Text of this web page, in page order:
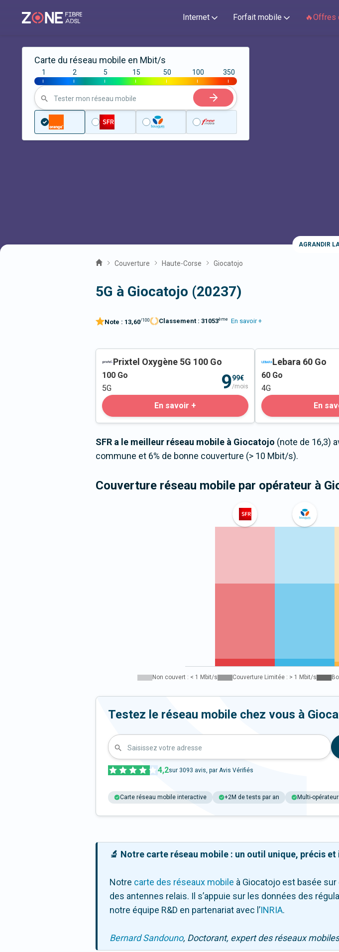
Internet Forfait mobile 🔥Offres
Carte du réseau mobile en Mbit/s
|
1
|
2
|
5
|
15
|
50
|
100
|
350
Tester mon réseau mobile
AGRANDIR
Couverture Haute-Corse Giocatojo
5G à Giocatojo (20237)
Note : 13,60/100 Classement : 31053ème En savoir +
Prixtel Oxygène 5G 100 Go
100 Go
5G
999€
/mois
En savoir +
Lebara 60 Go
60 Go
4G
En
SFR a le meilleur réseau mobile à Giocatojo (note de 16,3)
commune et 6% de bonne couverture (> 10 Mbit/s).
Couverture réseau mobile par opérateur à
Non couvert : < 1 Mbit/s Couverture Limitée : > 1 Mbit/s
Testez le réseau mobile chez vous à
Saisissez votre adresse
4,2sur 3093 avis, par Avis Vérifiés
Carte réseau mobile interactive +2M de tests par an Multi-
🔬 Notre carte réseau mobile : un outil unique, précis et
Notre carte des réseaux mobile à Giocatojo est basée sur
des antennes relais. Il s’appuie sur les données des
notre équipe R&D en partenariat avec l ’INRIA.
Bernard Sandouno, Doctorant, expert des réseaux mobiles